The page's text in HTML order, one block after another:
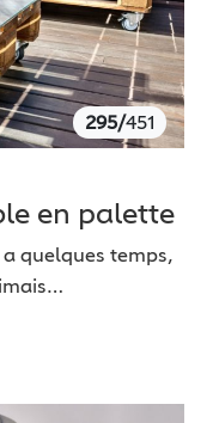
295/451
en palette
quelques temps,